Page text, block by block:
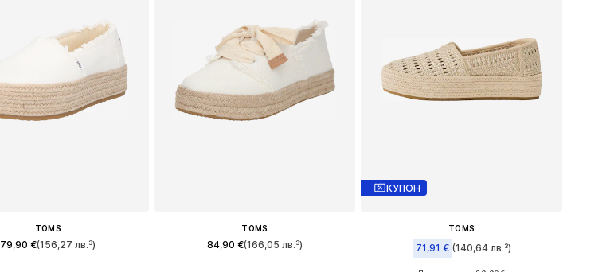
TOMS
79,90 €(156,27 лв.³)
TOMS
84,90 €(166,05 лв.³)
КУПОН
TOMS
71,91 € (140,64 лв.³)